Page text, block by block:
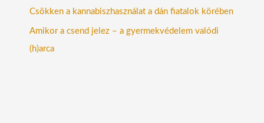
Csökken a kannabiszhasználat a dán fiatalok körében
Amikor a csend jelez – a gyermekvédelem valódi
(h)arca